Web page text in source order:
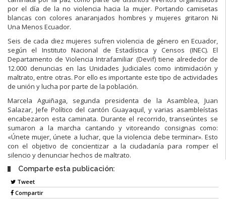
por el día de la no violencia hacia la mujer. Portando camisetas
blancas con colores anaranjados hombres y mujeres gritaron Ni
Una Menos Ecuador.
Seis de cada diez mujeres sufren violencia de género en Ecuador,
según el Instituto Nacional de Estadística y Censos (INEC). El
Departamento de Violencia Intrafamiliar (Devif) tiene alrededor de
12.000 denuncias en las Unidades Judiciales como intimidación y
maltrato, entre otras. Por ello es importante este tipo de actividades
de unión y lucha por parte de la población.
Marcela Aguiñaga, segunda presidenta de la Asamblea, Juan
Salazar, Jefe Político del cantón Guayaquil, y varias asambleístas
encabezaron esta caminata. Durante el recorrido, transeúntes se
sumaron a la marcha cantando y vitoreando consignas como:
«Únete mujer, únete a luchar, que la violencia debe terminar». Esto
con el objetivo de concientizar a la ciudadanía para romper el
silencio y denunciar hechos de maltrato.
Comparte esta publicación:
Tweet
Compartir